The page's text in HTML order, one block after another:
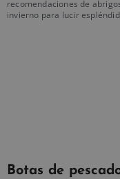
recomendaciones de
invierno para lucir
Botas de